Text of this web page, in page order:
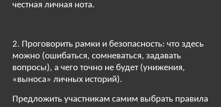
честная личная нота.
2. Проговорить рамки и безопасность: что здесь
можно (ошибаться, сомневаться, задавать
вопросы), а чего точно не будет (унижения,
«выноса» личных историй).
Предложить участникам самим выбрать правила